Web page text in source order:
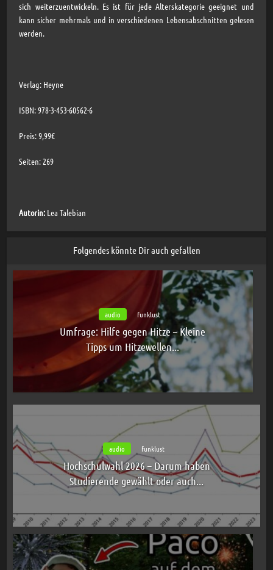
sich weiterzuentwickeln. Es ist für jede Alterskategorie geeignet und
kann sicher mehrmals und in verschiedenen Lebensabschnitten gelesen
werden.
Verlag: Heyne
ISBN: 978-3-453-60562-6
Preis: 9,99€
Seiten: 269
Autorin: Lea Talebian
Folgendes könnte Dir auch gefallen
audio funklust
Umfrage: Hilfe gegen Hitze – Kleine
Tipps um Hitzewellen...
audio funklust
Hochschulwahl 2026 – Darum haben
Studierende gewählt oder auch...